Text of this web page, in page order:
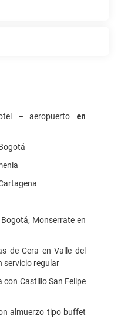
– aeropuerto en
Monserrate en
de Cera en Valle del
servicio regular
Castillo San Felipe
almuerzo tipo buffet